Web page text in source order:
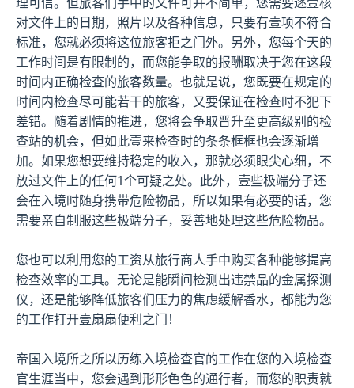
对文件上的日期，照片以及各种信息，只要有壹项不符合
标准，您就必须将这位旅客拒之门外。另外，您每个天的
工作时间是有限制的，而您能争取的报酬取决于您在这段
时间内正确检查的旅客数量。也就是说，您既要在规定的
时间内检查尽可能若干的旅客，又要保证在检查时不犯下
差错。随着剧情的推进，您将会争取晋升至更高级别的检
查站的机会，但如此壹来检查时的条条框框也会逐渐增
加。如果您想要维持稳定的收入，那就必须眼尖心细，不
放过文件上的任何1个可疑之处。此外，壹些极端分子还
会在入境时随身携带危险物品，所以如果有必要的话，您
需要亲自制服这些极端分子，妥善地处理这些危险物品。
您也可以利用您的工资从旅行商人手中购买各种能够提高
检查效率的工具。无论是能瞬间检测出违禁品的金属探测
仪，还是能够降低旅客们压力的焦虑缓解香水，都能为您
的工作打开壹扇扇便利之门！
帝国入境所之所以历练入境检查官的工作在您的入境检查
官生涯当中，您会遇到形形色色的通行者，而您的职责就